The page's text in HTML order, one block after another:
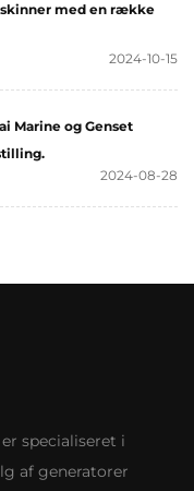
skinner med en række
2024-10-15
Marine og Genset
2024-08-28
specialiseret i
af generatorer